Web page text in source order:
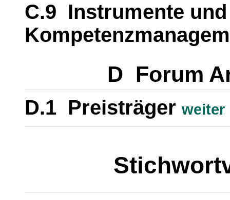
C.9 Instrumente
D Forum
D.1 Preisträger weiter